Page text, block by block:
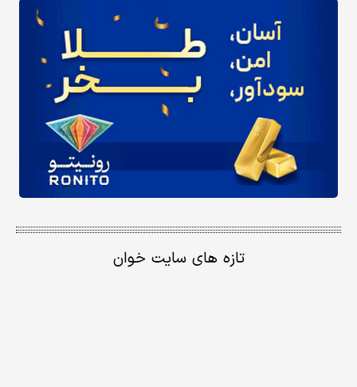
تازه های سایت خوان